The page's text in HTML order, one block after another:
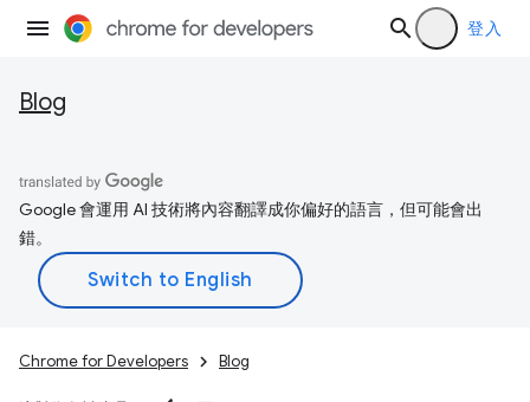
登入
Blog
Google 會運用 AI 技術將內容翻譯成你偏好的語言，但可能會出
錯。
Chrome for Developers Blog